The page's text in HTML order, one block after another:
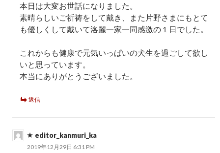
本日は大変お世話になりました。
素晴らしいご祈祷をして戴き、また片野さまにもとて
も優しくして戴いて洛麗一家一同感激の１日でした。
これからも健康で元気いっぱいの犬生を過ごして欲し
いと思っています。
本当にありがとうございました。
返信
editor_kanmuri_ka
2019年12月29日 6:31 PM